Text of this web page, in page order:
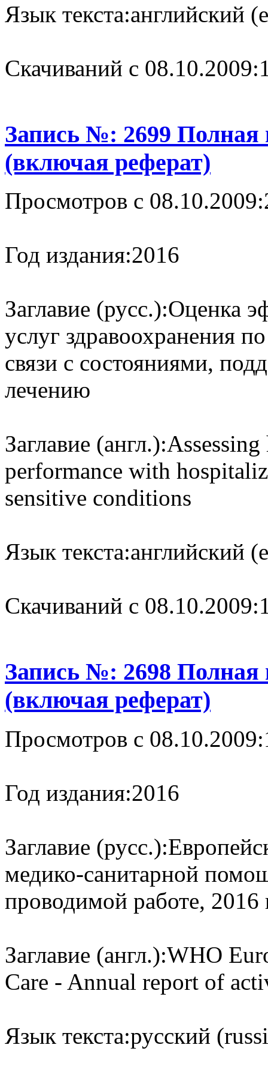
Язык текста:английский
Cкачиваний с 08.10.2009:
Запись №: 2699 Полная
(включая реферат)
Просмотров с 08.10.2009:
Год издания:2016
Заглавие (русс.):Оценка
услуг здравоохранения
связи с состояниями,
лечению
Заглавие (англ.):
performance with
sensitive conditions
Язык текста:английский
Cкачиваний с 08.10.2009:
Запись №: 2698 Полная
(включая реферат)
Просмотров с 08.10.2009:
Год издания:2016
Заглавие (русс.):
медико-санитарной
проводимой работе, 2016
Заглавие (англ.):WHO
Care - Annual report of
Язык текста:русский